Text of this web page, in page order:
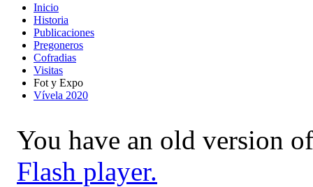
Inicio
Historia
Publicaciones
Pregoneros
Cofradias
Visitas
Fot y Expo
Vívela 2020
You have an old version
Flash player.